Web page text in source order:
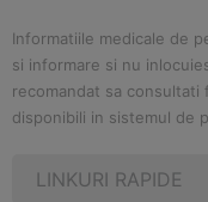
Informatiile medicale de
si informare si nu
recomandat sa consultati
disponibili in sistemul de
LINKURI RAPIDE